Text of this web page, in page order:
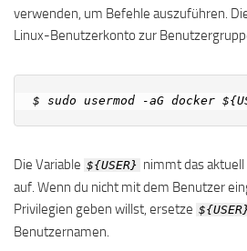
verwenden, um Befehle auszuführen.
Linux-Benutzerkonto zur
Die Variable ${USER} nimmt das
auf. Wenn du nicht mit dem Benutzer
Privilegien geben willst, ersetze
Benutzernamen.